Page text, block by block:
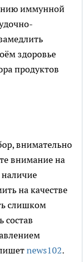
иммунной
здоровье
продуктов
внимательно
внимание на
на качестве
слишком
состав
news102.